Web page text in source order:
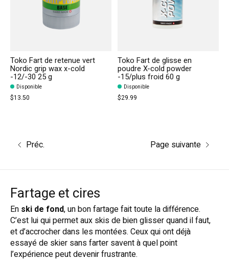
Toko Fart de retenue vert
Nordic grip wax x-cold
-12/-30 25 g
Disponible
$13.50
Toko Fart de glisse en
poudre X-cold powder
-15/plus froid 60 g
Disponible
$29.99
Préc. Page suivante
Fartage et cires
En ski de fond, un bon fartage fait toute la différence.
C’est lui qui permet aux skis de bien glisser quand il faut,
et d’accrocher dans les montées. Ceux qui ont déjà
essayé de skier sans farter savent à quel point
l’expérience peut devenir frustrante.